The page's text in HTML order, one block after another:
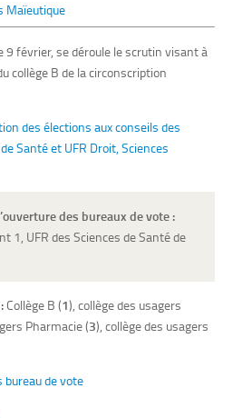
Maïeutique
9 février, se déroule le scrutin visant à
collège B de la circonscription
des élections aux conseils des
Santé et UFR Droit, Sciences
des bureaux de vote :
1, UFR des Sciences de Santé de
Collège B (1), collège des usagers
Pharmacie (3), collège des usagers
bureau de vote